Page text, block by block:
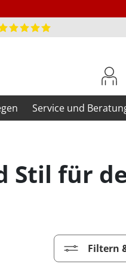
Service und
Stil für
Filtern